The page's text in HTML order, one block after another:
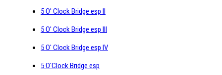
5 O' Clock Bridge esp II
5 O' Clock Bridge esp III
5 O' Clock Bridge esp IV
5 O'Clock Bridge esp